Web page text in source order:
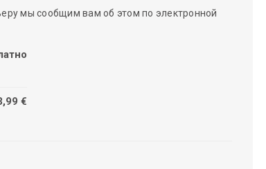
мы сообщим вам об этом по электронной
€